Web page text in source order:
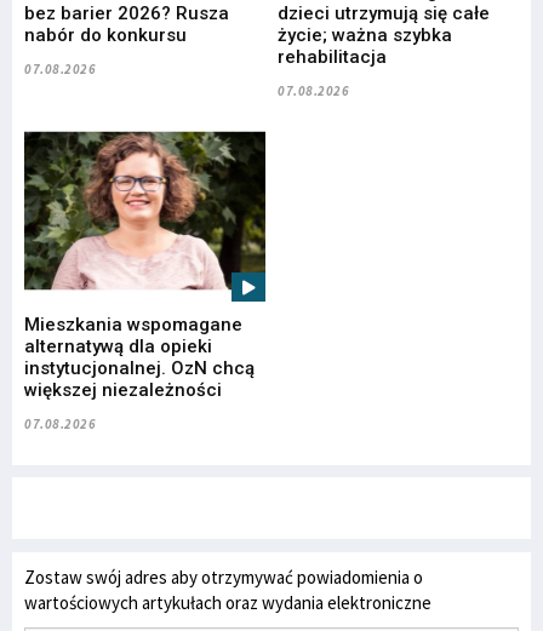
bez barier 2026? Rusza
nabór do konkursu
07.08.2026
dzieci utrzymują się całe
życie; ważna szybka
rehabilitacja
07.08.2026
Mieszkania wspomagane
alternatywą dla opieki
instytucjonalnej. OzN chcą
większej niezależności
07.08.2026
Zostaw swój adres aby otrzymywać powiadomienia o
wartościowych artykułach oraz wydania elektroniczne